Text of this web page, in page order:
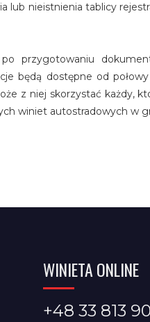
lub nieistnienia tablicy
przygotowaniu
będą dostępne od
z niej skorzystać każdy,
winiet autostradowych w
WINIETA ONLINE
+48 33 813